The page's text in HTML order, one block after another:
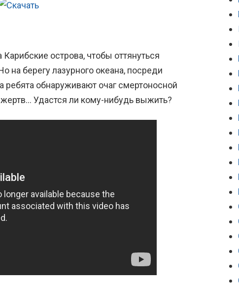
острова, чтобы оттянуться
на берегу лазурного океана, посреди
ребята обнаруживают очаг смертоносной
Удастся ли кому-нибудь выжить?